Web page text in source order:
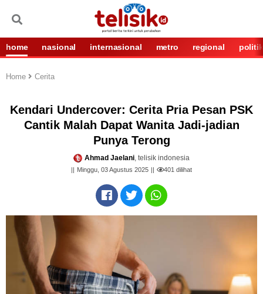
home nasional internasional metro regional politik
Home Cerita
Kendari Undercover: Cerita Pria Pesan PSK
Cantik Malah Dapat Wanita Jadi-jadian
Punya Terong
Ahmad Jaelani, telisik indonesia
Minggu, 03 Agustus 2025 401 dilihat